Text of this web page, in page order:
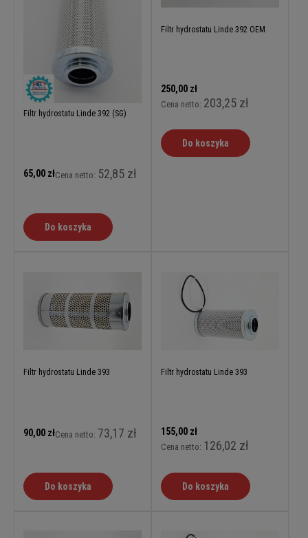
Filtr hydrostatu Linde 392 (SG)
65,00 złCena netto: 52,85 zł
Do koszyka
Filtr hydrostatu Linde 392 OEM
250,00 zł
Cena netto: 203,25 zł
Do koszyka
Filtr hydrostatu Linde 393
90,00 złCena netto: 73,17 zł
Do koszyka
Filtr hydrostatu Linde 393
155,00 zł
Cena netto: 126,02 zł
Do koszyka